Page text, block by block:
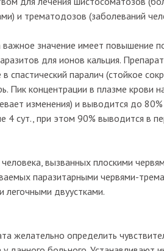
и трематодозов (заболеваний
значение имеет повышение
для ионов кальция.
спастический паралич (стойкое
Пик концентрации в плазме крови
изменения) и выводится до
4 сут., при этом 90% выводится в
вызванных плоскими
паразитарными червями-
двуустками.
желательно определить